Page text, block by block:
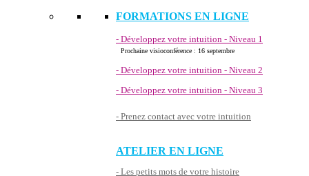
FORMATIONS EN LIGNE
- Développez votre intuition - Niveau 1
Prochaine visioconférence : 16 septembre
- Développez votre intuition - Niveau 2
- Développez votre intuition - Niveau 3
- Prenez contact avec votre intuition
ATELIER EN LIGNE
- Les petits mots de votre histoire